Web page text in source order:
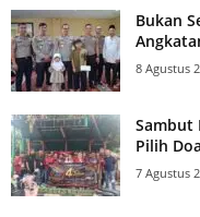
Bukan
8 Agustus
Sambut
Pilih
7 Agustus